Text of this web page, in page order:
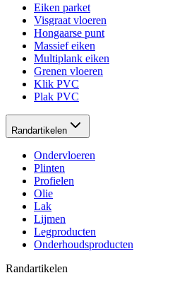
Eiken parket
Visgraat vloeren
Hongaarse punt
Massief eiken
Multiplank eiken
Grenen vloeren
Klik PVC
Plak PVC
Randartikelen
Ondervloeren
Plinten
Profielen
Olie
Lak
Lijmen
Legproducten
Onderhoudsproducten
Randartikelen